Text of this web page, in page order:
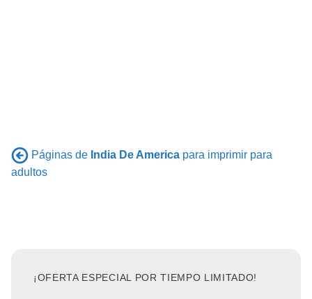
Páginas de India De America para imprimir para
adultos
¡OFERTA ESPECIAL POR TIEMPO LIMITADO!